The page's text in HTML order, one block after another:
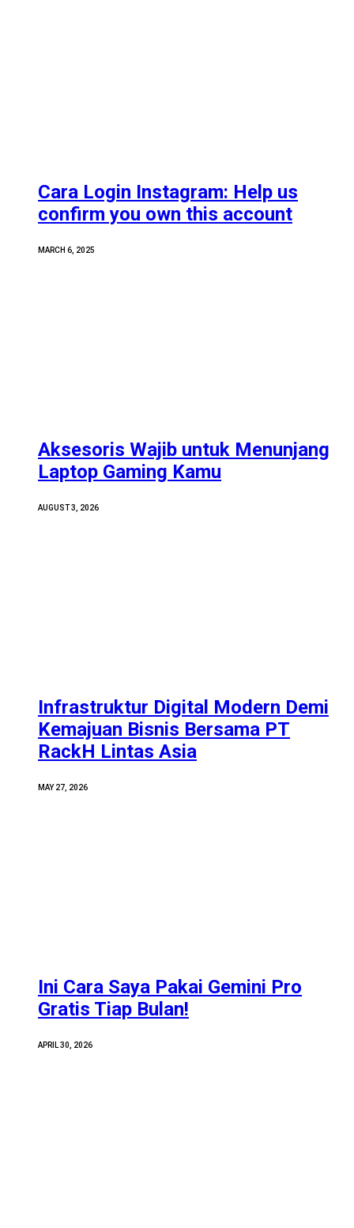
Cara Login Instagram: Help us
confirm you own this account
MARCH 6, 2025
Aksesoris Wajib untuk Menunjang
Laptop Gaming Kamu
AUGUST 3, 2026
Infrastruktur Digital Modern Demi
Kemajuan Bisnis Bersama PT
RackH Lintas Asia
MAY 27, 2026
Ini Cara Saya Pakai Gemini Pro
Gratis Tiap Bulan!
APRIL 30, 2026